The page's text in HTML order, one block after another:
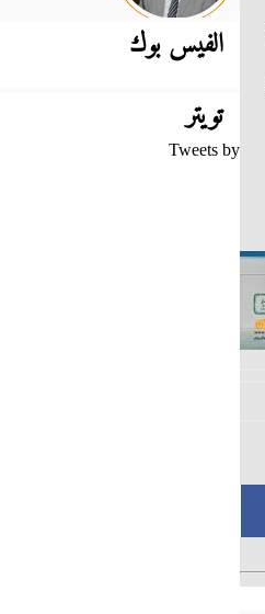
الفيس بوك
تويتر
Tweets by